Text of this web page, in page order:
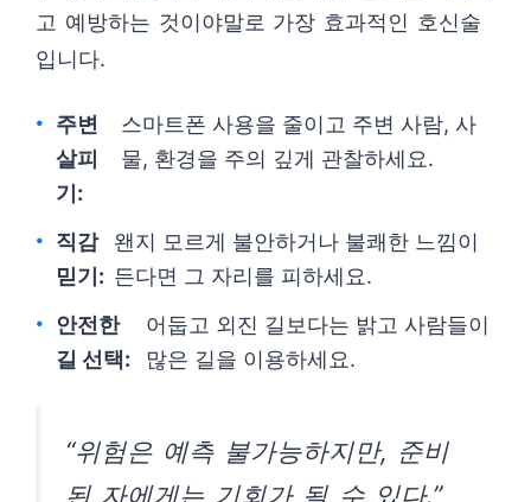
고 예방하는 것이야말로 가장 효과적인 호신술
입니다.
주변
살피
기:
스마트폰 사용을 줄이고 주변 사람, 사
물, 환경을 주의 깊게 관찰하세요.
직감
믿기:
왠지 모르게 불안하거나 불쾌한 느낌이
든다면 그 자리를 피하세요.
안전한
길 선택:
어둡고 외진 길보다는 밝고 사람들이
많은 길을 이용하세요.
“위험은 예측 불가능하지만, 준비
된 자에게는 기회가 될 수 있다.”